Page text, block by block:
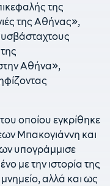
της
της Αθήνας»,
Αθήνα»,
οποίου εγκρίθηκε
Μπακογιάννη και
υπογράμμισε
με την ιστορία της
αλλά και ως